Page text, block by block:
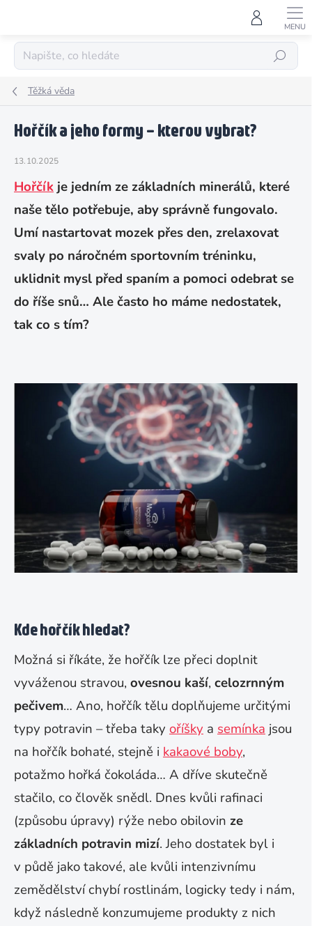
HLEDAT
Těžká věda
Hořčík a jeho formy – kterou vybrat?
13.10.2025
Hořčík je jedním ze základních minerálů, které
naše tělo potřebuje, aby správně fungovalo.
Umí nastartovat mozek přes den, zrelaxovat
svaly po náročném sportovním tréninku,
uklidnit mysl před spaním a pomoci odebrat se
do říše snů… Ale často ho máme nedostatek,
tak co s tím?
Kde hořčík hledat?
Možná si říkáte, že hořčík lze přeci doplnit
vyváženou stravou,ovesnou kaší,celozrnným
pečivem… Ano, hořčík tělu doplňujeme určitými
typy potravin – třeba taky oříšky a semínka jsou
na hořčík bohaté, stejně i kakaové boby,
potažmo hořká čokoláda… A dříve skutečně
stačilo, co člověk snědl. Dnes kvůli rafinaci
(způsobu úpravy) rýže nebo obilovin ze
základních potravin mizí. Jeho dostatek byl i
v půdě jako takové, ale kvůli intenzivnímu
zemědělství chybí rostlinám, logicky tedy i nám,
když následně konzumujeme produkty z nich